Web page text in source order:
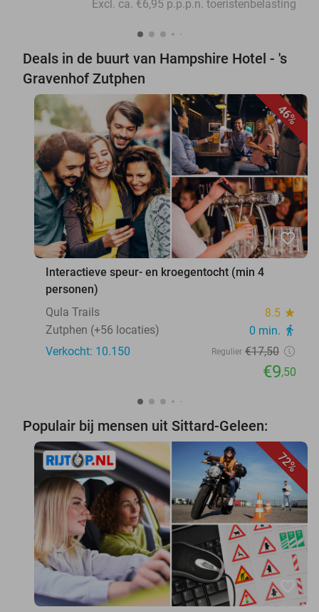
Excl. ca. €6,95 p.p.p.n. toeristenbelasting
Deals in de buurt van Hampshire Hotel - 's
Gravenhof Zutphen
46%
favorite_border
Interactieve speur- en kroegentocht (min 4
personen)
Qula Trails
8.5 star
Zutphen (+56 locaties) 0 min. directions_walk
Verkocht: 10.150 Regulier €17,50
€9,50
Populair bij mensen uit Sittard-Geleen:
72%
favorite_border